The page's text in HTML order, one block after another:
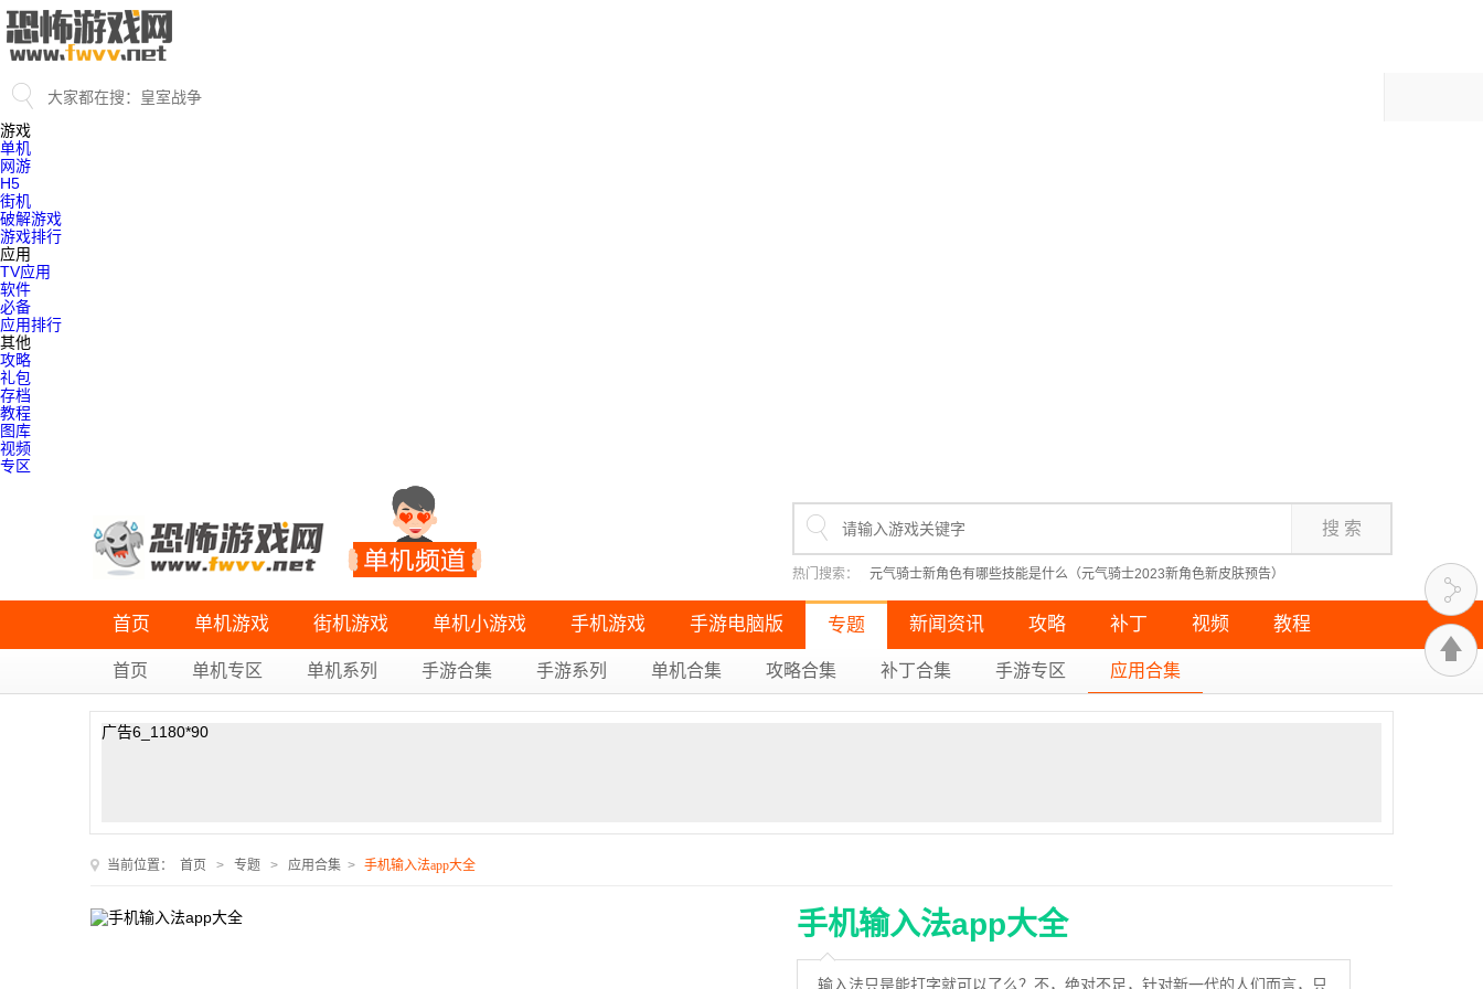
游戏
单机
网游
H5
街机
破解游戏
游戏排行
应用
TV应用
软件
必备
应用排行
其他
攻略
礼包
存档
教程
图库
视频
专区
热门搜索：
元气骑士新角色有哪些技能是什么（元气骑士2023新角色新皮肤预告）
原神无果的远征成就如何完成（隐藏成就无果的远征攻略）
重生细胞十大神器有哪些（盘点死亡细胞最受欢迎的几种武器）
首页 单机游戏 街机游戏 单机小游戏 手机游戏 手游电脑版 专题 新闻资讯 攻略 补丁 视频 教程
首页 单机专区 单机系列 手游合集 手游系列 单机合集 攻略合集 补丁合集 手游专区 应用合集
广告6_1180*90
当前位置： 首页 > 专题 > 应用合集 > 手机输入法app大全
手机输入法app大全
输入法只是能打字就可以了么？不，绝对不足，针对新一代的人们而言，只